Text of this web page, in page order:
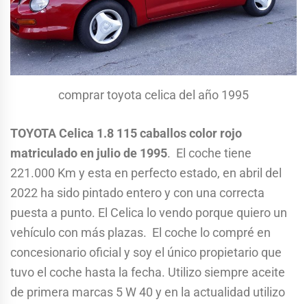
comprar toyota celica del año 1995
TOYOTA Celica 1.8 115 caballos color rojo
matriculado en julio de 1995. El coche tiene
221.000 Km y esta en perfecto estado, en abril del
2022 ha sido pintado entero y con una correcta
puesta a punto. El Celica lo vendo porque quiero un
vehículo con más plazas. El coche lo compré en
concesionario oficial y soy el único propietario que
tuvo el coche hasta la fecha. Utilizo siempre aceite
de primera marcas 5 W 40 y en la actualidad utilizo